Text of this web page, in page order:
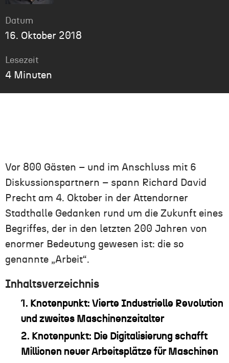
Datum
16. Oktober 2018
Lesezeit
4 Minuten
Vor 800 Gästen – und im Anschluss mit 6
Diskussionspartnern – spann Richard David
Precht am 4. Oktober in der Attendorner
Stadthalle Gedanken rund um die Zukunft eines
Begriffes, der in den letzten 200 Jahren von
enormer Bedeutung gewesen ist: die so
genannte „Arbeit“.
Inhaltsverzeichnis
1. Knotenpunkt: Vierte Industrielle Revolution
und zweites Maschinenzeitalter
2. Knotenpunkt: Die Digitalisierung schafft
Millionen neuer Arbeitsplätze für Maschinen